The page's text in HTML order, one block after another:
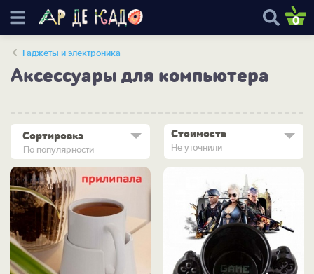
0
Гаджеты и электроника
Аксессуары для компьютера
По популярности
Сортировка Стоимость
Не уточнили